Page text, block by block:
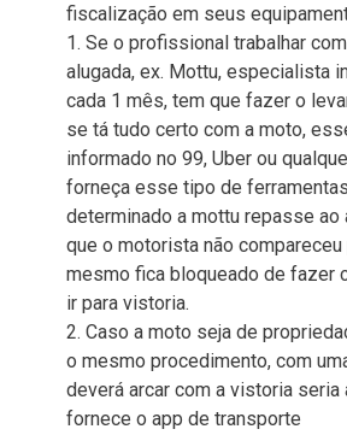
fiscalização em seus
1. Se o profissional trabalhar
alugada, ex. Mottu, especialista
cada 1 mês, tem que fazer o
se tá tudo certo com a moto,
informado no 99, Uber ou
forneça esse tipo de
determinado a mottu repasse ao
que o motorista não compareceu
mesmo fica bloqueado de fazer
ir para vistoria.
2. Caso a moto seja de
o mesmo procedimento, com
deverá arcar com a vistoria seria
fornece o app de transporte